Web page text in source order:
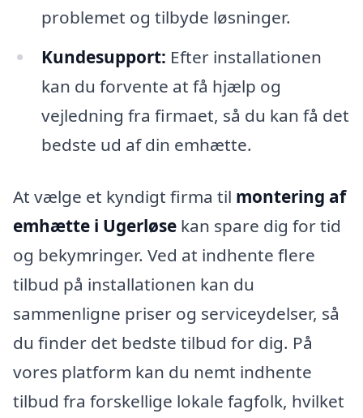
problemet og tilbyde løsninger.
Kundesupport: Efter installationen
kan du forvente at få hjælp og
vejledning fra firmaet, så du kan få det
bedste ud af din emhætte.
At vælge et kyndigt firma til montering af
emhætte i Ugerløse kan spare dig for tid
og bekymringer. Ved at indhente flere
tilbud på installationen kan du
sammenligne priser og serviceydelser, så
du finder det bedste tilbud for dig. På
vores platform kan du nemt indhente
tilbud fra forskellige lokale fagfolk, hvilket